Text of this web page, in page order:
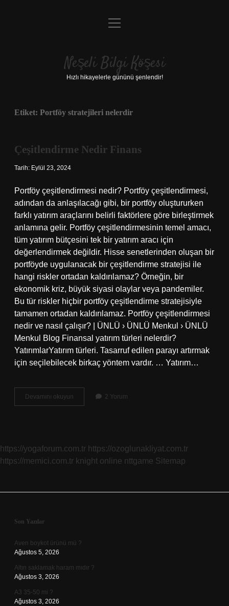
Anasayfa
Yasal Uyarı
menüyü
Neşeli Bilgi Köşesi
Hızlı hikayelerle gününü şenlendir!
Etiket: Portföy stratejileri nelerdir
Çeşitlendirme Nedir Finans
Tarih: Eylül 23, 2024
Portföy çeşitlendirmesi nedir? Portföy çeşitlendirmesi,
adından da anlaşılacağı gibi, bir portföy oluştururken
farklı yatırım araçlarını belirli faktörlere göre birleştirmek
anlamına gelir. Portföy çeşitlendirmesinin temel amacı,
tüm yatırım bütçesini tek bir yatırım aracı için
değerlendirmek değildir. Hisse senetlerinden oluşan bir
portföyde uygulanacak bir çeşitlendirme stratejisi ile
hangi riskler ortadan kaldırılamaz? Örneğin, bir
ekonomik kriz, büyük siyasi olaylar veya pandemiler.
Bu tür riskler hiçbir portföy çeşitlendirme stratejisiyle
tamamen ortadan kaldırılamaz. Portföy çeşitlendirmesi
nedir ve nasıl çalışır? | ÜNLÜ › ÜNLÜ Menkul › ÜNLÜ
Menkul Blog Finansal yatırım türleri nelerdir?
YatırımlarYatırım türleri. Tasarruf edilen parayı artırmak
için seçilebilecek birkaç yöntem vardır. … Yatırım…
Devamını okuyun Çeşitlendirme
Nedir
2 Yorum
https://yogaforum.com.tr https://ozoglunakliyat.com.tr
https://memici.com.tr knight online nttgame Sitemap
Sidebar
Son Yazılar
Aven boykot ürünü mü ?
Ağustos 5, 2026
Altın saklamak haram mıdır ?
Ağustos 3, 2026
A3 35-50 mi ?
Ağustos 3, 2026